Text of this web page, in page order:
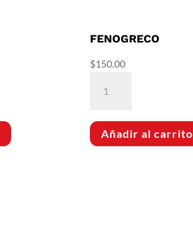
FENOGRECO
$150.00
cantidad
Añadir al carrito